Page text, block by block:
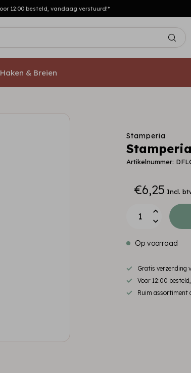
12:00 besteld, vandaag verstuurd!*
Haken & Breien
Stamperia
Artikelnummer:
€6,25 Incl.
Op voorraad
Gratis
Voor 12:00
Ruim assortiment